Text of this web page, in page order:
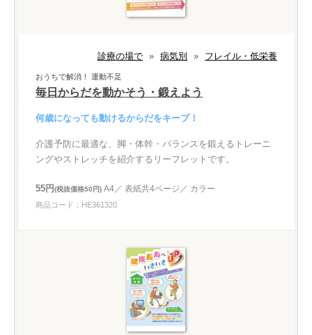
診療の場で » 病気別 » フレイル・低栄養
おうちで解消！ 運動不足
毎日からだを動かそう・鍛えよう
何歳になっても動けるからだをキープ！
介護予防に最適な、脚・体幹・バランスを鍛えるトレーニ
ングやストレッチを紹介するリーフレットです。
55円(税抜価格50円) A4／ 表紙共4ページ／ カラー
商品コード：HE361320